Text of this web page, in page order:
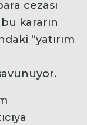
cezası
kararın
“yatırım